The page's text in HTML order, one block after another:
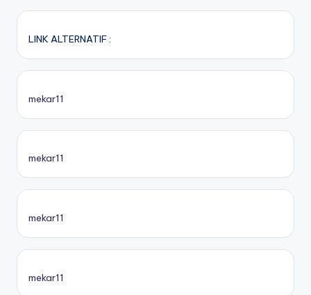
LINK ALTERNATIF :
mekar11
mekar11
mekar11
mekar11